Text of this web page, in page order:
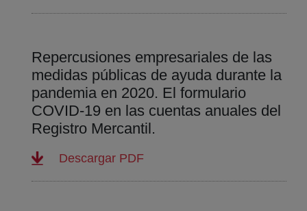
Repercusiones empresariales de las
medidas públicas de ayuda durante la
pandemia en 2020. El formulario
COVID-19 en las cuentas anuales del
Registro Mercantil.
Descargar PDF(abre en nueva ventana)